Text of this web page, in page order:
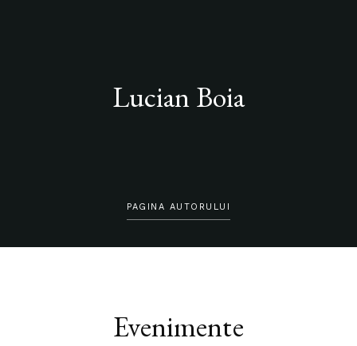
Lucian Boia
PAGINA AUTORULUI
Evenimente